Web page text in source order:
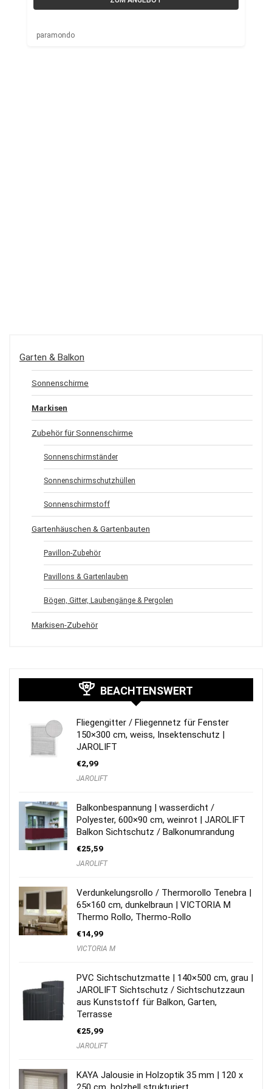
paramondo
Garten & Balkon
Sonnenschirme
Markisen
Zubehör für Sonnenschirme
Sonnenschirmständer
Sonnenschirmschutzhüllen
Sonnenschirmstoff
Gartenhäuschen & Gartenbauten
Pavillon-Zubehör
Pavillons & Gartenlauben
Bögen, Gitter, Laubengänge & Pergolen
Markisen-Zubehör
BEACHTENSWERT
Fliegengitter / Fliegennetz für Fenster
150×300 cm, weiss, Insektenschutz |
JAROLIFT
€2,99
JAROLIFT
Balkonbespannung | wasserdicht /
Polyester, 600×90 cm, weinrot | JAROLIFT
Balkon Sichtschutz / Balkonumrandung
€25,59
JAROLIFT
Verdunkelungsrollo / Thermorollo Tenebra |
65×160 cm, dunkelbraun | VICTORIA M
Thermo Rollo, Thermo-Rollo
€14,99
VICTORIA M
PVC Sichtschutzmatte | 140×500 cm, grau |
JAROLIFT Sichtschutz / Sichtschutzzaun
aus Kunststoff für Balkon, Garten,
Terrasse
€25,99
JAROLIFT
KAYA Jalousie in Holzoptik 35 mm | 120 x